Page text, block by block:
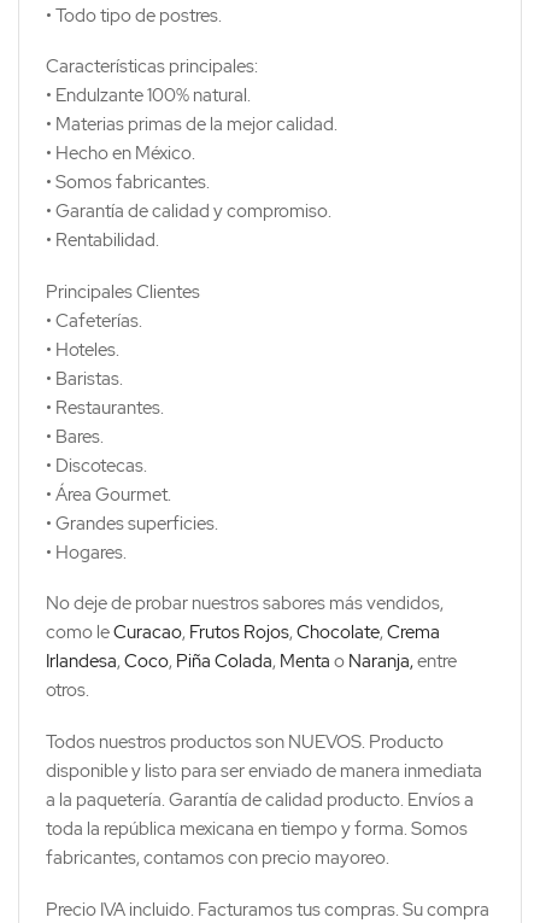
• Todo tipo de postres.
Características principales:
• Endulzante 100% natural.
• Materias primas de la mejor calidad.
• Hecho en México.
• Somos fabricantes.
• Garantía de calidad y compromiso.
• Rentabilidad.
Principales Clientes
• Cafeterías.
• Hoteles.
• Baristas.
• Restaurantes.
• Bares.
• Discotecas.
• Área Gourmet.
• Grandes superficies.
• Hogares.
No deje de probar nuestros sabores más vendidos,
como leCuracao, Frutos Rojos,Chocolate,Crema
Irlandesa,Coco, Piña Colada, Menta o Naranja,entre
otros.
Todos nuestros productos son NUEVOS. Producto
disponible y listo para ser enviado de manera inmediata
a la paquetería. Garantía de calidad producto. Envíos a
toda la república mexicana en tiempo y forma. Somos
fabricantes, contamos con precio mayoreo.
Precio IVA incluido. Facturamos tus compras. Su compra